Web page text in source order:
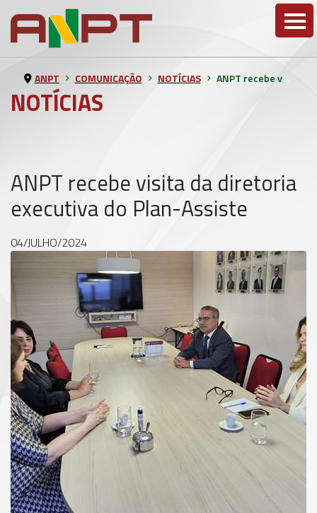
NOTÍCIAS
ANPT COMUNICAÇÃO NOTÍCIAS ANPT recebe visita da diretoria executiva do Plan-Assiste
ANPT recebe visita da diretoria
executiva do Plan-Assiste
04/JULHO/2024